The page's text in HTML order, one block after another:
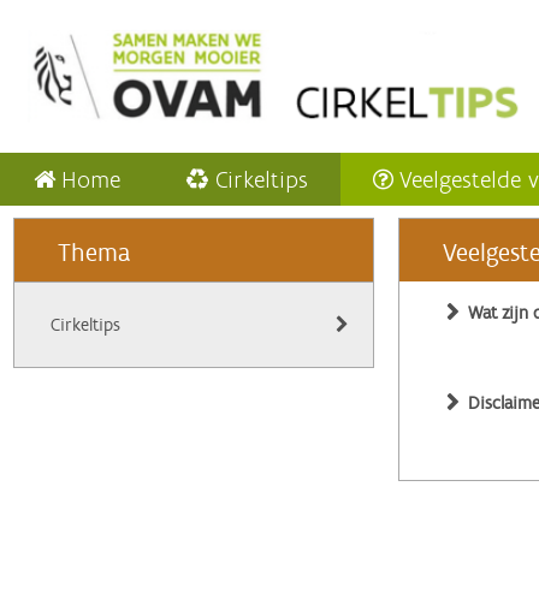
Home Cirkeltips Veelgestelde
Thema
Cirkeltips
Wat zijn